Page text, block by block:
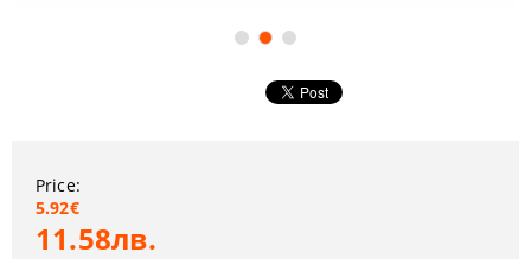
Price:
5.92€
11.58лв.